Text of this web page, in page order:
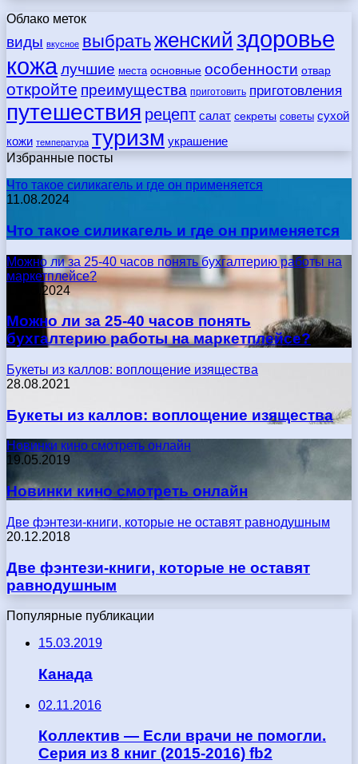
Облако меток
виды вкусное выбратьженский здоровье
кожалучшие места основные особенности отвар
откройте преимущества приготовить приготовления
путешествия рецепт салат секреты советы сухой
кожи температура туризм украшение
Избранные посты
Что такое силикагель и где он применяется
11.08.2024
Что такое силикагель и где он применяется
Можно ли за 25-40 часов понять бухгалтерию работы на
маркетплейсе?
17.05.2024
Можно ли за 25-40 часов понять
бухгалтерию работы на маркетплейсе?
Букеты из каллов: воплощение изящества
28.08.2021
Букеты из каллов: воплощение изящества
Новинки кино смотреть онлайн
19.05.2019
Новинки кино смотреть онлайн
Две фэнтези-книги, которые не оставят равнодушным
20.12.2018
Две фэнтези-книги, которые не оставят
равнодушным
Популярные публикации
15.03.2019
Канада
02.11.2016
Коллектив — Если врачи не помогли.
Серия из 8 книг (2015-2016) fb2